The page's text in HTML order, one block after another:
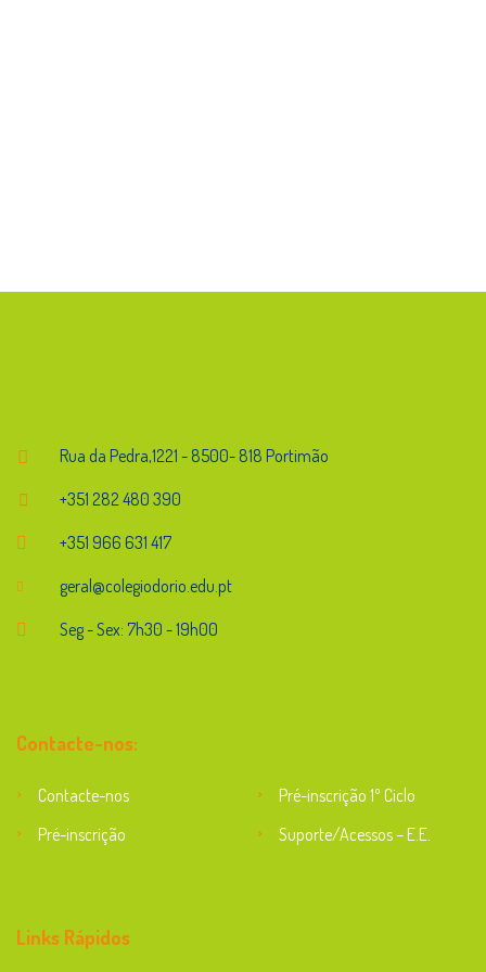
Rua da Pedra,1221 - 8500- 818 Portimão
+351 282 480 390
+351 966 631 417
geral@colegiodorio.edu.pt
Seg - Sex: 7h30 - 19h00
Contacte-nos:
Contacte-nos
Pré-inscrição 1º Ciclo
Pré-inscrição
Suporte/Acessos – E.E.
Links Rápidos